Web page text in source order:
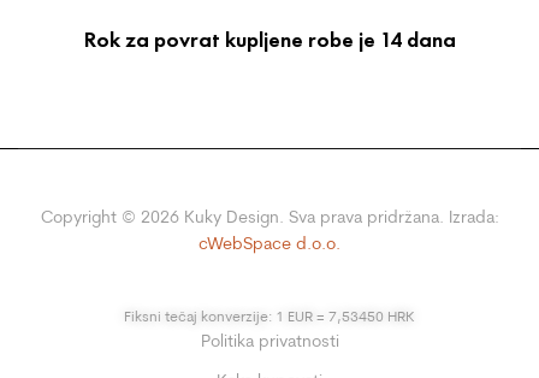
Rok za povrat kupljene robe je 14 dana
Copyright © 2026Kuky Design. Sva prava pridržana. Izrada:
cWebSpace d.o.o.
Fiksni tečaj konverzije: 1 EUR = 7,53450 HRK
Politika privatnosti